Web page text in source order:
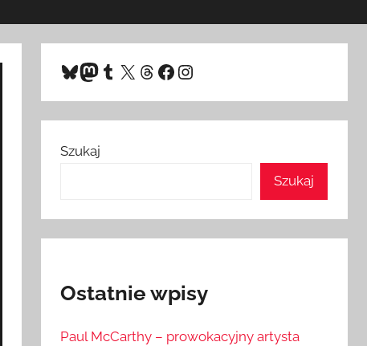
Bluesky
Mastodon
Tumblr
X Threads
Facebook
Instagram
Szukaj
Szukaj
Ostatnie wpisy
Paul McCarthy – prowokacyjny artysta